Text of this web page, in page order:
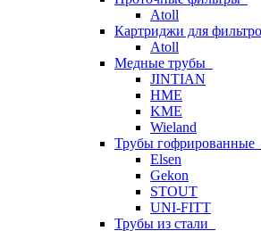
Atoll
Картриджи для
Atoll
Медные трубы
JINTIAN
HME
KME
Wieland
Трубы гофрированные
Elsen
Gekon
STOUT
UNI-FITT
Трубы из стали